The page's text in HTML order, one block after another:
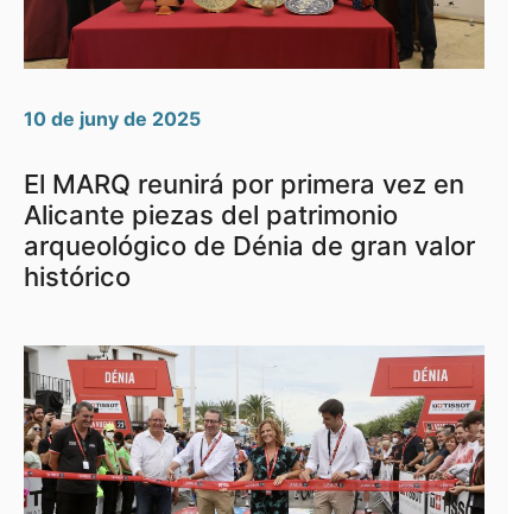
10 de juny de 2025
El MARQ reunirá por primera vez en
Alicante piezas del patrimonio
arqueológico de Dénia de gran valor
histórico